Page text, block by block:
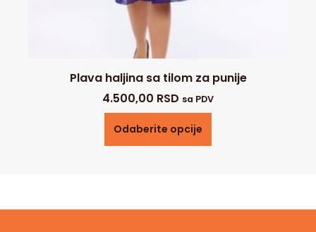
Plava haljina sa tilom za punije
4.500,00 RSD sa PDV
Odaberite opcije